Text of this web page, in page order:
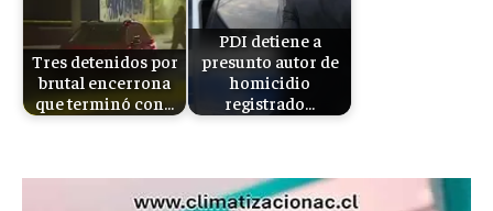
Tres detenidos por
brutal encerrona
que terminó con…
PDI detiene a
presunto autor de
homicidio
registrado…